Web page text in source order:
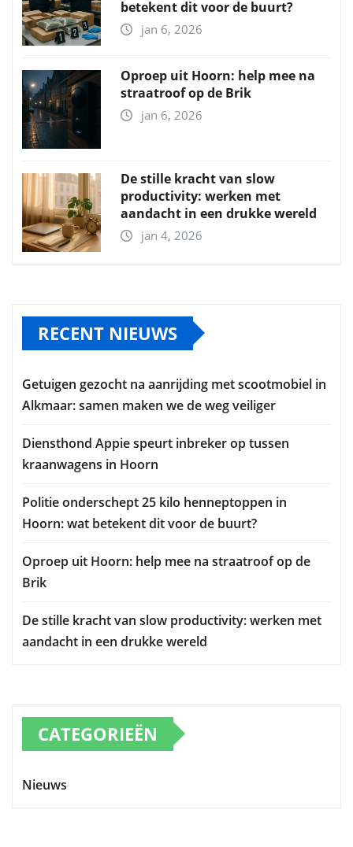
betekent dit voor de buurt?
jan 6, 2026
Oproep uit Hoorn: help mee na
straatroof op de Brik
jan 6, 2026
De stille kracht van slow
productivity: werken met
aandacht in een drukke wereld
jan 4, 2026
RECENT NIEUWS
Getuigen gezocht na aanrijding met scootmobiel in
Alkmaar: samen maken we de weg veiliger
Diensthond Appie speurt inbreker op tussen
kraanwagens in Hoorn
Politie onderschept 25 kilo henneptoppen in
Hoorn: wat betekent dit voor de buurt?
Oproep uit Hoorn: help mee na straatroof op de
Brik
De stille kracht van slow productivity: werken met
aandacht in een drukke wereld
CATEGORIEËN
Nieuws